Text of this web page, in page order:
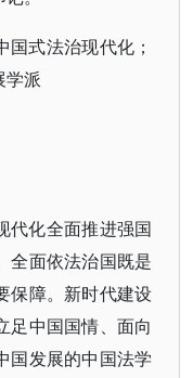
式法治现代化；
学派
代化全面推进强国
全面依法治国既是
保障。新时代建设
足中国国情、面向
国发展的中国法学